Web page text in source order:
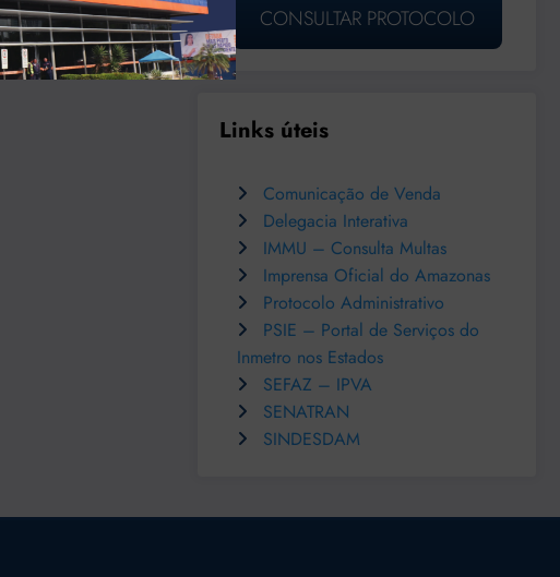
CONSULTAR PROTOCOLO
Links úteis
Comunicação de Venda
Delegacia Interativa
IMMU – Consulta Multas
Imprensa Oficial do Amazonas
Protocolo Administrativo
PSIE – Portal de Serviços do
Inmetro nos Estados
SEFAZ – IPVA
SENATRAN
SINDESDAM